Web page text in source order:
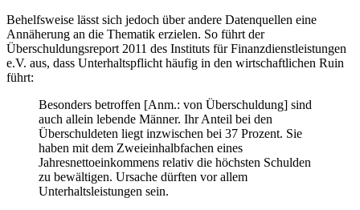
Behelfsweise lässt sich jedoch über andere Datenquellen eine
Annäherung an die Thematik erzielen. So führt der
Überschuldungsreport 2011 des Instituts für Finanzdienstleistungen
e.V. aus, dass Unterhaltspflicht häufig in den wirtschaftlichen Ruin
führt:
Besonders betroffen [Anm.: von Überschuldung] sind
auch allein lebende Männer. Ihr Anteil bei den
Überschuldeten liegt inzwischen bei 37 Prozent. Sie
haben mit dem Zweieinhalbfachen eines
Jahresnettoeinkommens relativ die höchsten Schulden
zu bewältigen. Ursache dürften vor allem
Unterhaltsleistungen sein.